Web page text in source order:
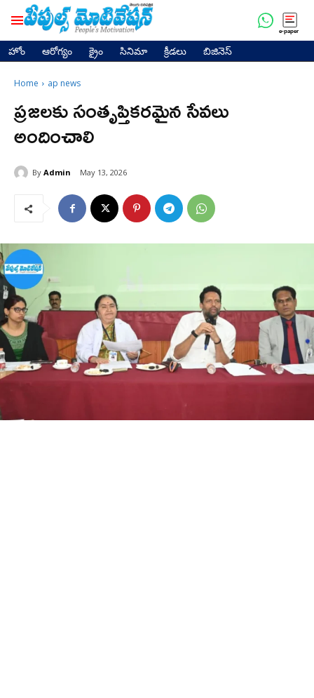
e-paper
హోం ఆరోగ్యం క్రైం సినిమా క్రీడలు బిజినెస్
Home ap news
ప్రజలకు సంతృప్తికరమైన సేవలు
అందించాలి
By Admin May 13, 2026